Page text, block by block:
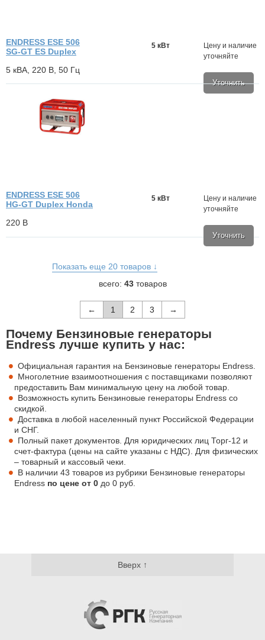
ENDRESS ESE 506
SG-GT ES Duplex
5 кВА, 220 В, 50 Гц
Цену и наличие
уточняйте
Уточнить
5 кВт
ENDRESS ESE 506
HG-GT Duplex Honda
220 В
Цену и наличие
уточняйте
Уточнить
5 кВт
Показать еще 20 товаров ↓
всего: 43товаров
← 1 2 3 →
Почему Бензиновые генераторы
Endress лучше купить у нас:
Официальная гарантия на Бензиновые генераторы Endress.
Многолетние взаимоотношения с поставщиками позволяют
предоставить Вам минимальную цену на любой товар.
Возможность купить Бензиновые генераторы Endress со
скидкой.
Доставка в любой населенный пункт Российской Федерации
и СНГ.
Полный пакет документов. Для юридических лиц Торг-12 и
счет-фактура (цены на сайте указаны с НДС). Для физических
– товарный и кассовый чеки.
В наличии 43 товаров из рубрики Бензиновые генераторы
Endress по цене от 0 до 0 руб.
Вверх ↑